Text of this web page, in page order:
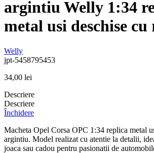
argintiu Welly 1:34
metal usi deschise cu
Welly
jpt-5458795453
34,00 lei
Descriere
Descriere
Închidere
Macheta Opel Corsa OPC 1:34 replica metal
argintiu. Model realizat cu atentie la detalii,
joaca sau cadou pentru pasionatii de